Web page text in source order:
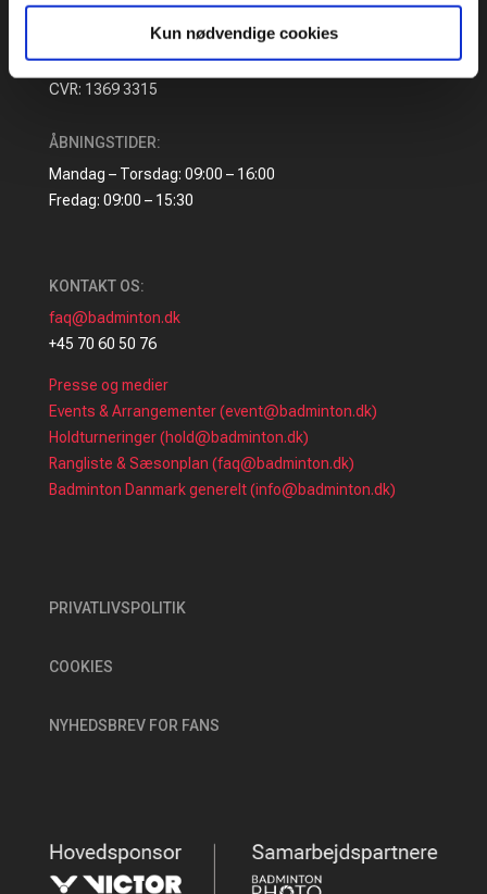
Kun nødvendige cookies
Idrættens Hus
Brøndby Stadion 20, DK-2605 Brøndby
Bank: 2217 8390133333
CVR: 1369 3315
ÅBNINGSTIDER:
Mandag – Torsdag: 09:00 – 16:00
Fredag: 09:00 – 15:30
KONTAKT OS:
faq@badminton.dk
+45 70 60 50 76
Presse og medier
Events & Arrangementer (event@badminton.dk)
Holdturneringer (hold@badminton.dk)
Rangliste & Sæsonplan (faq@badminton.dk)
Badminton Danmark generelt (info@badminton.dk)
PRIVATLIVSPOLITIK
COOKIES
NYHEDSBREV FOR FANS